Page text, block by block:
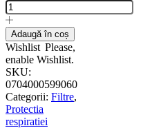
Adaugă în coș
Wishlist Please,
enable Wishlist.
SKU:
0704000599060
Categorii: Filtre,
Protectia
respiratiei